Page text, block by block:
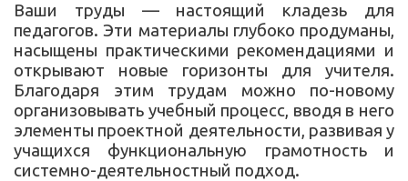
Ваши труды — настоящий кладезь для
педагогов. Эти материалы глубоко продуманы,
насыщены практическими рекомендациями и
открывают новые горизонты для учителя.
Благодаря этим трудам можно по-новому
организовывать учебный процесс, вводя в него
элементы проектной деятельности, развивая у
учащихся функциональную грамотность и
системно-деятельностный подход.